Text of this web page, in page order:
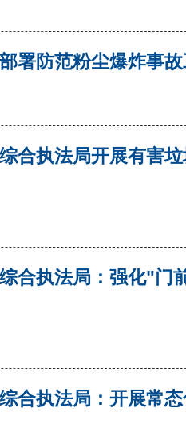
署防范粉尘爆炸事
合执法局开展有害
合执法局：强化"门
合执法局：开展常